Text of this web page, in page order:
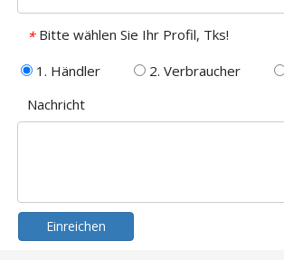
* Bitte wählen Sie Ihr Profil, Tks!
1. Händler
2. Verbraucher
Nachricht
Einreichen